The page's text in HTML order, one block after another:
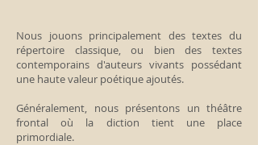
Nous jouons principalement des textes du
répertoire classique, ou bien des textes
contemporains d'auteurs vivants possédant
une haute valeur poétique ajoutés.
Généralement, nous présentons un théâtre
frontal où la diction tient une place
primordiale.